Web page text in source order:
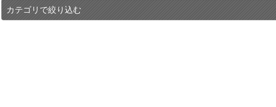
並び順:
カテゴリで絞り込む